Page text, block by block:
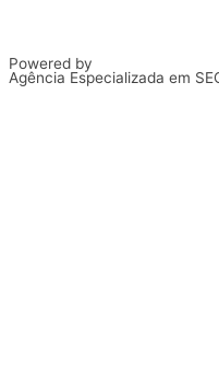
Powered by
Agência Especializada em